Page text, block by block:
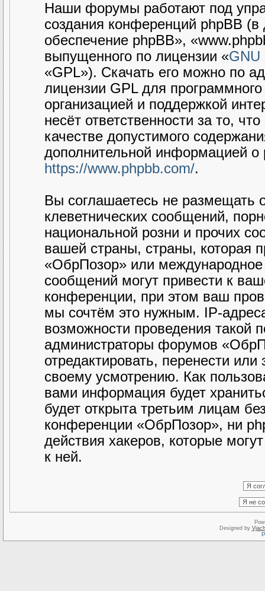
Наши форумы работают под
создания конференций phpBB
обеспечение phpBB»,
выпущенного по лицензии «GNU
«GPL»). Скачать его можно по
лицензии GPL для
организацией и поддержкой
несёт ответственности за то,
качестве допустимого
дополнительной информацией
https://www.phpbb.com/.
Вы соглашаетесь не размещать
клеветнических сообщений,
национальной розни и прочих
вашей страны, страны, которая
«ОбрПозор» или
сообщений могут привести к
конференции, при этом ваш
мы сочтём это нужным. IP-
возможности проведения такой
администраторы форумов
отредактировать, перенести
своему усмотрению. Как
вами информация будет
будет открыта третьим лицам
конференции «ОбрПозор», ни
действия хакеров, которые
к ней.
Designed by